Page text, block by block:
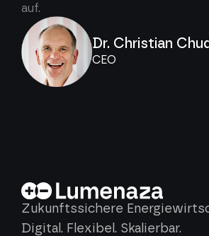
auf.
Dr. Christian
CEO
Zukunftssichere
Digital. Flexibel. Skalierbar.